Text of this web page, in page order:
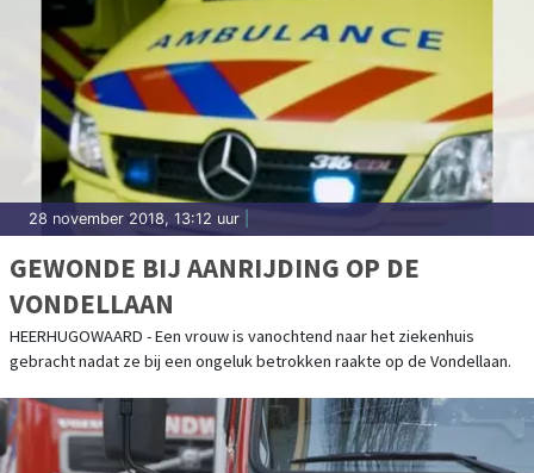
28 november 2018, 13:12 uur
GEWONDE BIJ AANRIJDING OP DE
VONDELLAAN
HEERHUGOWAARD - Een vrouw is vanochtend naar het ziekenhuis
gebracht nadat ze bij een ongeluk betrokken raakte op de Vondellaan.